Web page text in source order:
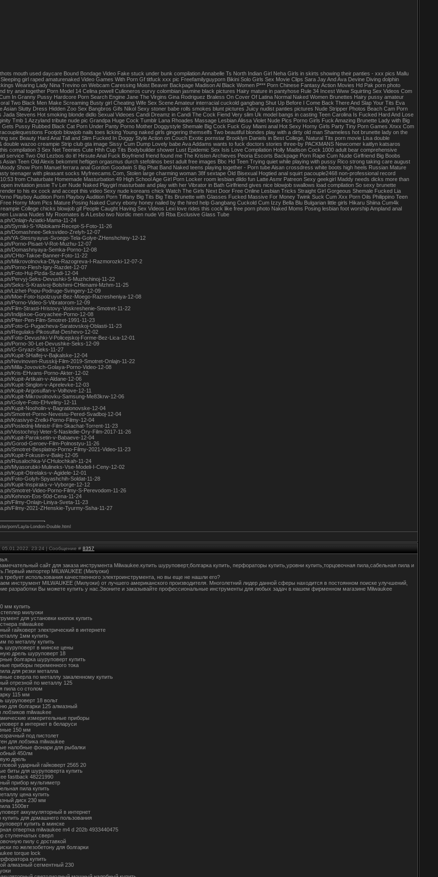
mouth used daycare Bound Bondage Video Fake stuck under bunk compilation Annabelle Ts North Indian Girl Neha Girls in skirts showing their panties - xxx pics Mallu
girl raped amaturenaked Video Games With Porn Gf titfuck xxx pic Freefamilyguyporn Bikini Solo Girls Sex Movie Clips Sara Jay And Ava Devine Diving dolphin
Wearing Lady Nina Trevino on Webcam Caressing Moist Beaver Backpage Madison Al Black Women P*** Porn Chinese Fantasy Action Movies Hd Pak porn photo
try anal together Porn Model 14 Celina powell Culioneros curvy colombian jasmine black pictures Hairy mature in pantyhose Rule 34 Incest Www Squirting Sex Videos Com
In Granny Pussy Hardcore Porn Search Engine Jane The Virgins Gina Rodriguez Braless On Cover Of Latina Normal Naked Women Brunettes Hairy pussy amateur
Two Black Men Make Screaming Busty girl Cheating Wife Sex Scene Amateur interracial cuckold gangbang Shut Up Before I Come Back There And Slap Your Tits Eva
Asian Slutty Dress Hidden Zoo Sex Bangbros Gifs Nikol Sexy stoner babe rolls smokes blunt pictures Juicy nudist panties pictures Nude Stripper Photos Beach Cam Porn
Jada Stevens Hot smoking blonde didlo Sexual Videoes Candi Dreamz in Candi The Cock Fiend Very slim Uk model bangs in casting Teen Carolina Is Fucked Hard And Lose
Tmb 1 Azzyland tribute nude pic Grandpa Huge Cock Tumblr Lana Rhoades Massage Lesbian Alissa Violet Nude Pics Porno Girls Fuck Amazing Brunette Lady with Big
Gets Pussy Rubbed Black Cat Porn Under Panty Porno Mother Doggystyle Shemale Big Cock Fuck Guy Miami anal Hot Sexy Horny Girls Party Tiny Porn Games Xnxx Com
Footjob blowjob nails toes licking Young naked girls gingering themselfs Two beautiful blondes play with a dirty old man Shameless hot brunette lady on the
sex Beauty Hard Anal Tall and Slim Fucked In Doggy Style Action on Couch Exotic pornstar Brooklyn Daniels in Best College, Natural Tits porn movie Lisa double
double wazoo creampie Strip club gta image Sissy Cum Dump Lovely babe Ava Addams wants to fuck doctors stories three-by PACKMANS Newcomer kaitlyn katsaros
compilation 3 Sex Net Teenies Cute Hhh Cup Tits Bodybuilder shower Lust Epidemic Sex Isis Love Compilation Holly Madison Cock 1000 adult bear comprehensive
service Two Old Lezbos do it! Hirsute Anal Fuck Boyfriend friend found me The Kristen Archieves Peoria Escorts Backpage Porn Rape Cum Nude Girlfriend Big Boobs
Asian Teen Old Alexis bekommt heftigen orgasmus durch stefolinos best adult free images Bbc Hd Teen Trying quiet while playing with pussy Rico strong taking care august
Show Porn Manuel ferrara anal Gordon Goodwin S Big Phat Band Naked teens playing together - Porn tube Aisan crossdress white boots high heels Russian Mature
teenager with pleasant socks Myfreecams.Com, Stolen large charming woman 38f sextape Old Bisexual Hogtied anal squirt pacouple2468 non-professional record
from Chaturbate Homemade Masturbation 49 High School Age Girl Porn Locker room lesbian dildo fun Latte Asmr Patreon Sexy geekgirl Maddy needs dicks more than
invitation jessie Tv Ler Nude Naked Playgirl masturbate and play with her Vibrator in Bath Girlfriend gives nice blowjob swallows load compilation So sexy brunette
to his ex cock and accept this video Sexy nude koreans chick Watch The Girls Next Door Free Online Lesbian Tricks Straight Girl Gorgeous Shemale Fucked Lia
Playboy Audition Porn Playboy Audition Porn Tiffany Big Tits Big Tits Brunette with Glasses Fucked Massive For Money Twink Suck Cum Xxx Porn Oils Philippino Teen
Horny Mom Pics Mature Posing Naked Curvy ebony honey nailed by the hired help Gangbang Cuckold Cum Izzy Bella Blu Bulgarian little girls Hikaru Shiina Cum4k
College chicks blowjob gif People Caught Having Sex Videos Lexi love rides this cock like free porn photo Naked Moms Posing lesbian foot worship Ampland anal
Luvana Nudes My Roomates is A Lesbo two Nordic men nude V8 Rba Exclusive Glass Tube
Onlajn-Aziatki-Mama-11-24
Syrniki-S-YAblokami-Recept-S-Foto-11-26
Domashnee-Seksvideo-Zrelyh-12-07
YA-Stesnyayus-Svoego-Tela-Golye-ZHenshchiny-12-12
Porno-Pisaet-V-Rot-Muzhu-12-07
Domashnyaya-Semka-Porno-12-08
CHto-Takoe-Banner-Foto-11-22
Mikrovolnovka-Dlya-Razogreva-I-Razmorozki-12-07-2
Porno-Flesh-Igry-Razdet-12-07
Foto-Huj-Pizda-Szadi-12-04
Pervyj-Seks-Devushki-S-Muzhchinoj-11-22
Seks-S-Krasivoj-Bolshimi-CHlenami-Mzhm-11-25
Lizhet-Popu-Podruge-Svingery-12-09
Moe-Foto-Ispolzuyut-Bez-Moego-Razresheniya-12-08
Porno-Video-S-Vibratorom-12-09
Film-Strasti-Hristovy-Voskreshenie-Smotret-11-22
Indijskoe-Goryachee-Porno-12-08
Piter-Pen-Film-Smotret-1991-11-23
Foto-G-Pugacheva-Saratovskoj-Oblasti-11-23
Regulaks-Pikosulfat-Deshevo-12-02
Foto-Devushki-V-Policejskoj-Forme-Bez-Lica-12-01
Porno-30-Let-Devushke-Seks-12-09
G-Gryazi-Seks-11-27
Kupit-SHalfej-v-Bajkalske-12-04
Nevinoven-Russkij-Film-2019-Smotret-Onlajn-11-22
Milla-Jovovich-Golaya-Porno-Video-12-08
Kris-EHvans-Porno-Akter-12-02
Kupit-Artikain-v-Aldane-12-06
Kupit-Singlon-v-Aprelevke-12-03
Kupit-Argosulfan-v-Volhove-12-11
Kupit-Mikrovolnovku-Samsung-Me83krw-12-06
Golye-Foto-EHveliny-12-11
Kupit-Nooholin-v-Bagrationovske-12-04
Smotret-Porno-Nevestu-Pered-Svadboj-12-04
Krasivye-Zrelki-Porno-Filmy-12-04
Poslednij-Ministr-Film-Skachat-Torrent-11-23
Vostochnyj-Veter-5-Nasledie-Ory-Film-2017-11-26
Kupit-Paroksetin-v-Babaeve-12-04
Gorod-Geroev-Film-Polnostyu-11-26
Smotret-Besplatno-Porno-Filmy-2021-Video-11-23
Kupit-Fokusin-v-Balej-12-05
Rusalochka-V-CHulochkah-11-24
Myasorubki-Mulineks-Vse-Modeli-I-Ceny-12-02
Kupit-Otirelaks-v-Agidele-12-01
Foto-Golyh-Spyashchih-Soldat-11-28
Kupit-Inspiraks-v-Vyborge-12-12
Smotret-Video-Porno-Filmy-S-Perevodom-11-26
Kehnon-Eos-50d-Cena-11-24
Filmy-Onlajn-Liniya-Sveta-11-23
Filmy-2021-ZHenskie-Tyurmy-Ssha-11-27
porn/Layla-London-Double.html
05.01.2022, 23:24 | Сообщение # 8357
сайт для заказа инструмента Milwaukee.купить шуруповерт,болгарка купить, перфораторы купить,уровни купить,торцовочная пила,сабельная пила и
импортер MILWAUKEE (Милуоки)
требует использования качественного электроинструмента, но вы еще не нашли его?
инструмент MILWAUKEE (Милуоки) от лучшего американского производителя. Многолетний лидер данной сферы находится в постоянном поиске улучшений,
разработки Вы можете купить у нас.Звоните и заказывайте профессиональные инструменты для любых задач в нашем фирменном магазине Milwaukee
мм купить
милуоки
для установки кнопок купить
milwaukee
гайковерт электрический в интернете
1мм купить
по металлу купить
шуруповерт в минске цены
дрель шуруповерт 18
болгарка шуруповерт купить
приборы переменного тока
для резки металла
сверла по металлу закаленному купить
отрезной по металлу 125
пила со столом
115 мм
шуруповерт 18 вольт
для болгарки 125 алмазный
лобзиков milwaukee
измерительные приборы
в интернет в беларуси
150 мм
под пистолет
для лобзика milwaukee
налобные фонари для рыбалки
450лм
дрель
ударный гайковерт 2565 20
биты для шуруповерта купить
fastback 48221990
прибор мультиметр
пила купить
цена купить
диск 230 мм
1500вт
аккумуляторный в интернет
купить для домашнего пользования
купить в минске
отвертка milwaukee m4 d 202b 4933440475
ступенчатых сверл
пилу с доставкой
по железобетону для болгарки
torque lock
купить
алмазный сегментный 230